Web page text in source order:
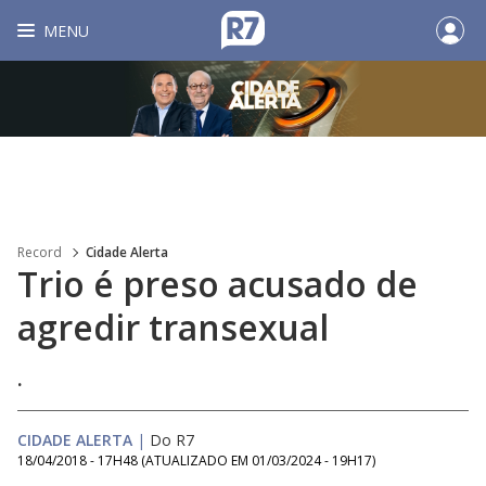
MENU
Record Cidade Alerta
Trio é preso acusado de
agredir transexual
.
CIDADE ALERTA | Do R7
18/04/2018 - 17H48 (ATUALIZADO EM 01/03/2024 - 19H17)